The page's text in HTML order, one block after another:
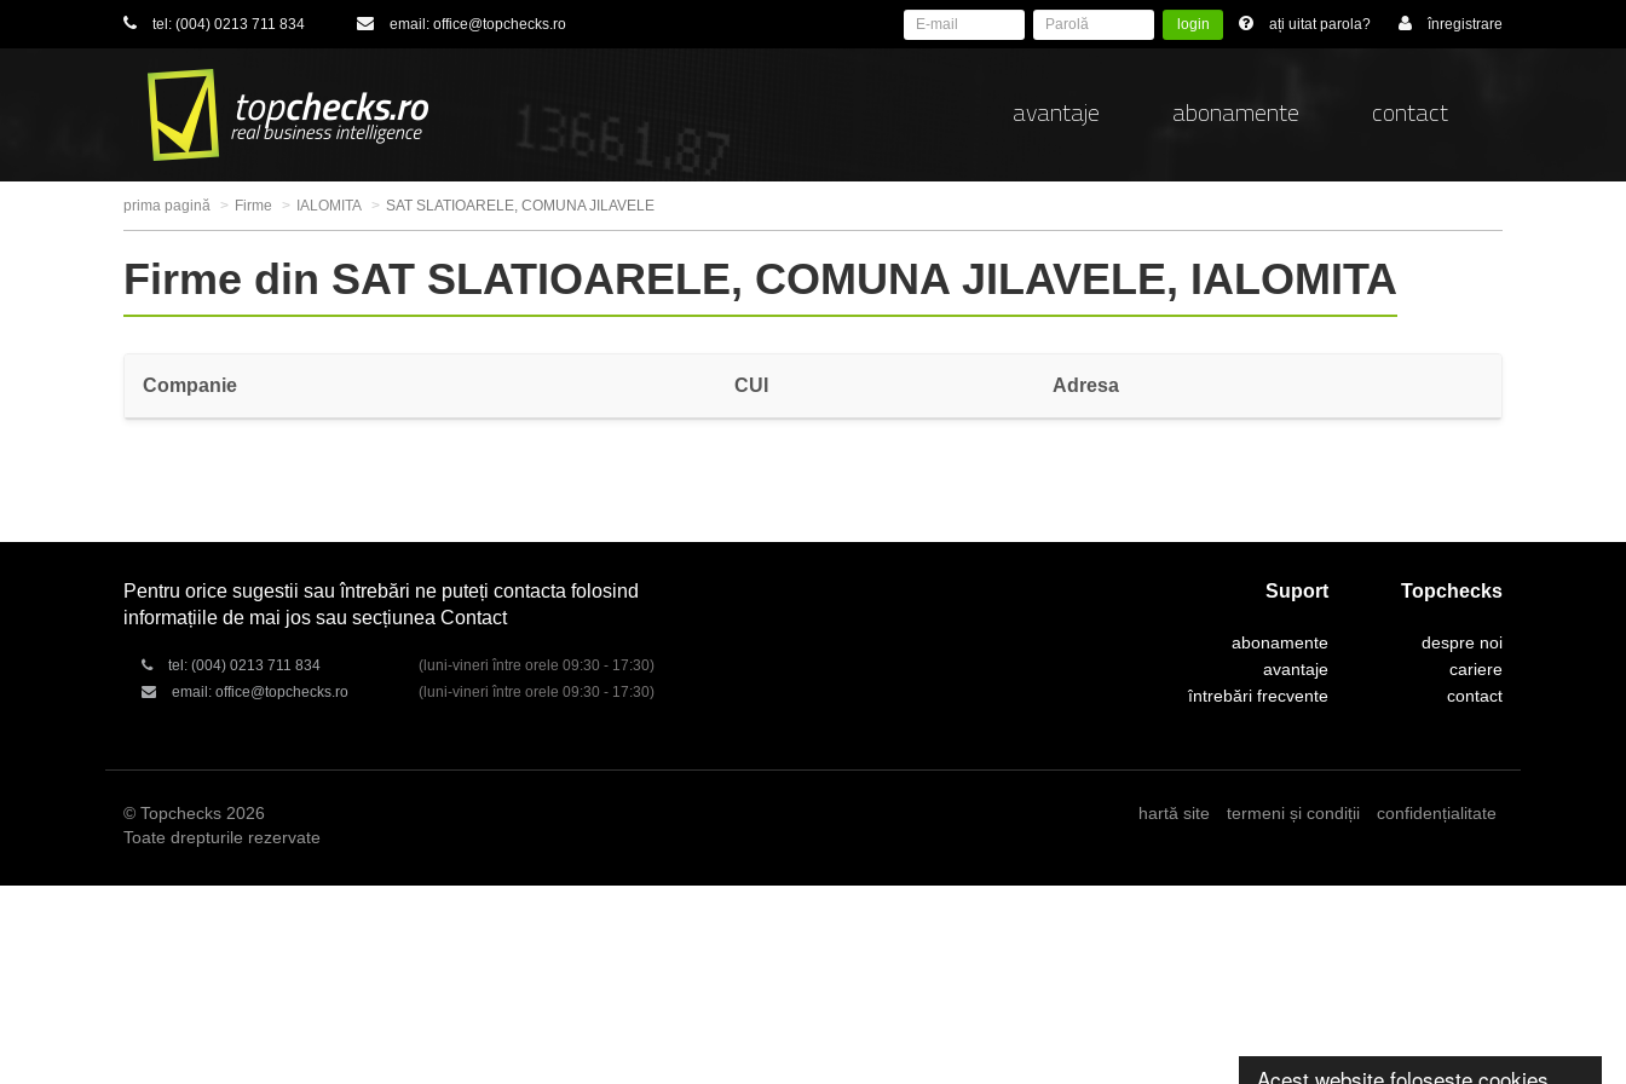
tel: (004) 0213 711 834 email: office@topchecks.ro login ați uitat parola? înregistrare
avantaje abonamente contact
prima pagină Firme IALOMITA SAT SLATIOARELE, COMUNA JILAVELE
Firme din SAT SLATIOARELE, COMUNA JILAVELE, IALOMITA
Companie CUI Adresa
Pentru orice sugestii sau întrebări ne puteți contacta folosind
informațiile de mai jos sau secțiunea Contact
tel: (004) 0213 711 834
(luni-vineri între orele 09:30 - 17:30)
email: office@topchecks.ro (luni-vineri între orele 09:30 - 17:30)
Topchecks
despre noi
cariere
contact
Suport
abonamente
avantaje
întrebări frecvente
© Topchecks 2026
Toate drepturile rezervate
hartă site termeni și condiții confidențialitate